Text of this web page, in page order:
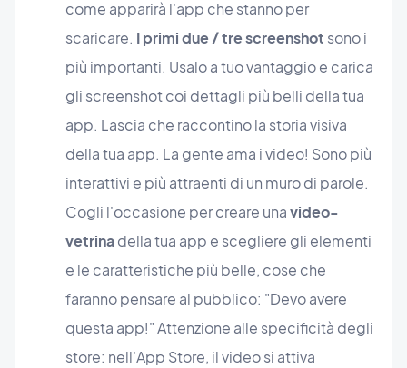
come apparirà l'app che stanno per
scaricare. I primi due / tre screenshot sono i
più importanti. Usalo a tuo vantaggio e carica
gli screenshot coi dettagli più belli della tua
app. Lascia che raccontino la storia visiva
della tua app. La gente ama i video! Sono più
interattivi e più attraenti di un muro di parole.
Cogli l'occasione per creare unavideo-
vetrinadella tua app e scegliere gli elementi
e le caratteristiche più belle, cose che
faranno pensare al pubblico: "Devo avere
questa app!" Attenzione alle specificità degli
store: nell'App Store, il video si attiva